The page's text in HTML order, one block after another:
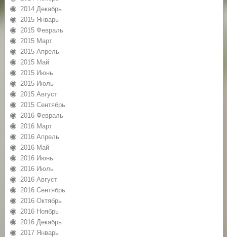
2014 Декабрь
2015 Январь
2015 Февраль
2015 Март
2015 Апрель
2015 Май
2015 Июнь
2015 Июль
2015 Август
2015 Сентябрь
2016 Февраль
2016 Март
2016 Апрель
2016 Май
2016 Июнь
2016 Июль
2016 Август
2016 Сентябрь
2016 Октябрь
2016 Ноябрь
2016 Декабрь
2017 Январь